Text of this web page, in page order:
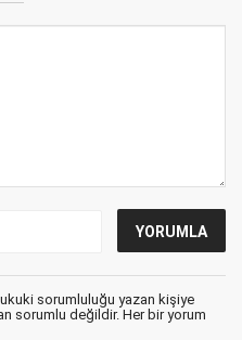
sorumluluğu yazan kişiye
sorumlu değildir. Her bir yorum